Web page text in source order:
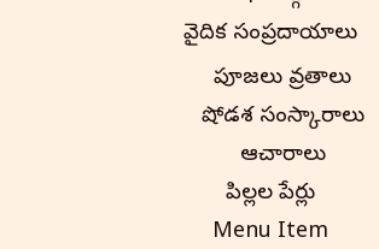
వైదిక సంప్రదాయాలు
పూజలు వ్రతాలు
షోడశ సంస్కారాలు
ఆచారాలు
పిల్లల పేర్లు
Menu Item